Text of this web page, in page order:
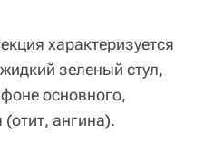
характеризуется
зеленый стул,
основного,
ангина).